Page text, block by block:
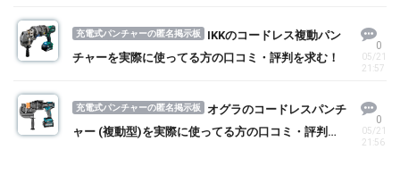
充電式パンチャーの匿名掲示板
IKKのコードレス複動パン
チャーを実際に使ってる方の口コミ・評判を求む！
0
05/21
21:57
充電式パンチャーの匿名掲示板
オグラのコードレスパンチ
ャー (複動型)を実際に使ってる方の口コミ・評判を
0
05/21
21:56